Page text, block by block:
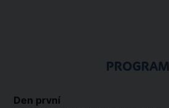
PROGRAM
Den první